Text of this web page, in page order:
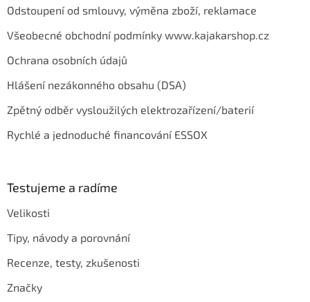
Odstoupení od smlouvy, výměna zboží, reklamace
Všeobecné obchodní podmínky www.kajakarshop.cz
Ochrana osobních údajů
Hlášení nezákonného obsahu (DSA)
Zpětný odběr vysloužilých elektrozařízení/baterií
Rychlé a jednoduché financování ESSOX
Testujeme a radíme
Velikosti
Tipy, návody a porovnání
Recenze, testy, zkušenosti
Značky